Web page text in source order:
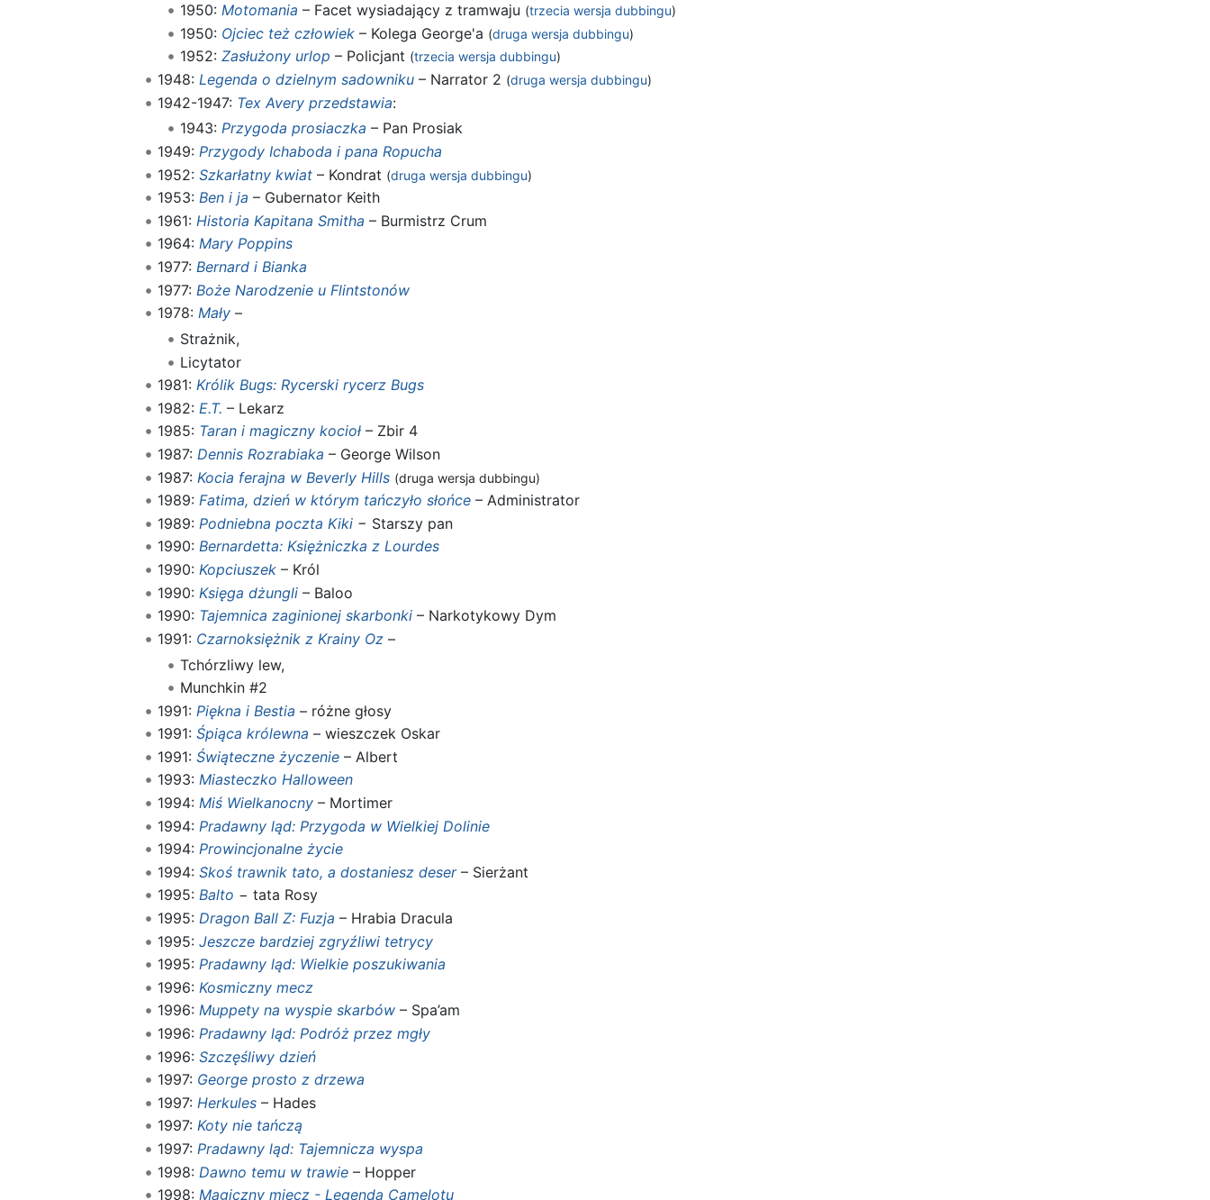
1950:Motomania – Facet wysiadający z tramwaju (trzecia wersja dubbingu)
1950: Ojciec też człowiek – Kolega George'a (druga wersja dubbingu)
1952:Zasłużony urlop – Policjant (trzecia wersja dubbingu)
1948: Legenda o dzielnym sadowniku– Narrator 2 (druga wersja dubbingu)
1942-1947: Tex Avery przedstawia:
1943:Przygoda prosiaczka – Pan Prosiak
1949: Przygody Ichaboda i pana Ropucha
1952: Szkarłatny kwiat– Kondrat (druga wersja dubbingu)
1953: Ben i ja – Gubernator Keith
1961: Historia Kapitana Smitha – Burmistrz Crum
1964: Mary Poppins
1977: Bernard i Bianka
1977: Boże Narodzenie u Flintstonów
1978: Mały–
Strażnik,
Licytator
1981: Królik Bugs: Rycerski rycerz Bugs
1982: E.T. – Lekarz
1985: Taran i magiczny kocioł– Zbir 4
1987: Dennis Rozrabiaka – George Wilson
1987: Kocia ferajna w Beverly Hills (druga wersja dubbingu)
1989: Fatima, dzień w którym tańczyło słońce– Administrator
1989: Podniebna poczta Kiki− Starszy pan
1990: Bernardetta: Księżniczka z Lourdes
1990: Kopciuszek– Król
1990: Księga dżungli– Baloo
1990: Tajemnica zaginionej skarbonki– Narkotykowy Dym
1991: Czarnoksiężnik z Krainy Oz–
Tchórzliwy lew,
Munchkin #2
1991: Piękna i Bestia – różne głosy
1991: Śpiąca królewna – wieszczek Oskar
1991: Świąteczne życzenie– Albert
1993: Miasteczko Halloween
1994: Miś Wielkanocny– Mortimer
1994: Pradawny ląd: Przygoda w Wielkiej Dolinie
1994: Prowincjonalne życie
1994: Skoś trawnik tato, a dostaniesz deser– Sierżant
1995: Balto − tata Rosy
1995: Dragon Ball Z: Fuzja – Hrabia Dracula
1995: Jeszcze bardziej zgryźliwi tetrycy
1995: Pradawny ląd: Wielkie poszukiwania
1996: Kosmiczny mecz
1996: Muppety na wyspie skarbów– Spa’am
1996: Pradawny ląd: Podróż przez mgły
1996: Szczęśliwy dzień
1997: George prosto z drzewa
1997: Herkules– Hades
1997: Koty nie tańczą
1997: Pradawny ląd: Tajemnicza wyspa
1998: Dawno temu w trawie– Hopper
1998: Magiczny miecz - Legenda Camelotu